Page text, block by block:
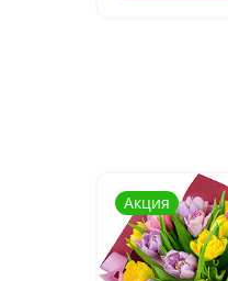
Акция